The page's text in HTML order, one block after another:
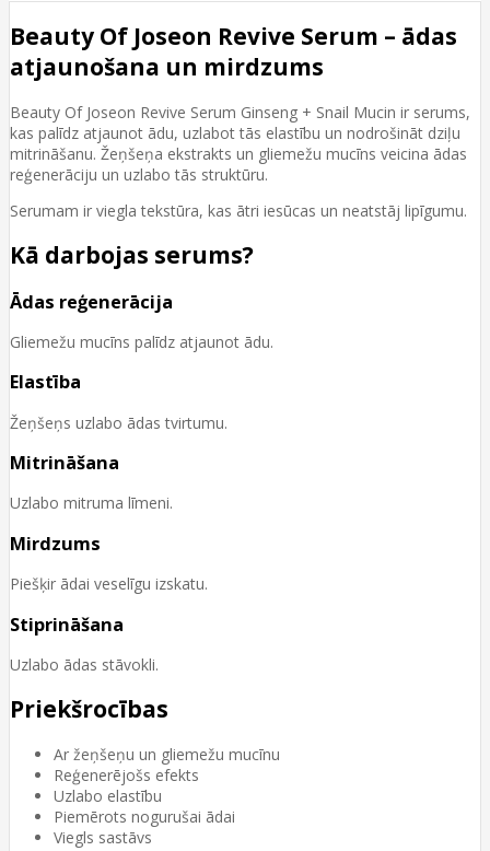
Beauty Of Joseon Revive Serum – ādas
atjaunošana un mirdzums
Beauty Of Joseon Revive Serum Ginseng + Snail Mucin ir serums,
kas palīdz atjaunot ādu, uzlabot tās elastību un nodrošināt dziļu
mitrināšanu. Žeņšeņa ekstrakts un gliemežu mucīns veicina ādas
reģenerāciju un uzlabo tās struktūru.
Serumam ir viegla tekstūra, kas ātri iesūcas un neatstāj lipīgumu.
Kā darbojas serums?
Ādas reģenerācija
Gliemežu mucīns palīdz atjaunot ādu.
Elastība
Žeņšeņs uzlabo ādas tvirtumu.
Mitrināšana
Uzlabo mitruma līmeni.
Mirdzums
Piešķir ādai veselīgu izskatu.
Stiprināšana
Uzlabo ādas stāvokli.
Priekšrocības
Ar žeņšeņu un gliemežu mucīnu
Reģenerējošs efekts
Uzlabo elastību
Piemērots nogurušai ādai
Viegls sastāvs